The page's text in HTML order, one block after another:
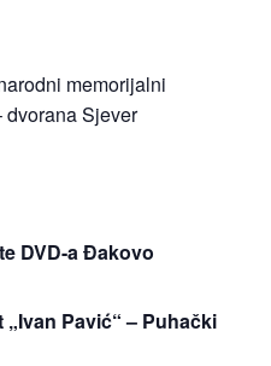
memorijalni
dvorana Sjever
DVD-a Đakovo
Pavić“ – Puhački